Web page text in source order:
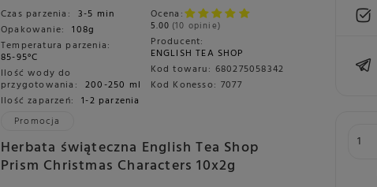
Czas parzenia: 3-5 min
Opakowanie: 108g
Temperatura parzenia:
85-95°C
Ilość wody do
przygotowania: 200-250 ml
Ilość zaparzeń: 1-2 parzenia
Ocena:
5.00 10 opinie
Producent:
ENGLISH TEA SHOP
Kod towaru: 680275058342
Kod Konesso: 7077
Promocja
Herbata świąteczna English Tea Shop
Prism Christmas Characters 10x2g